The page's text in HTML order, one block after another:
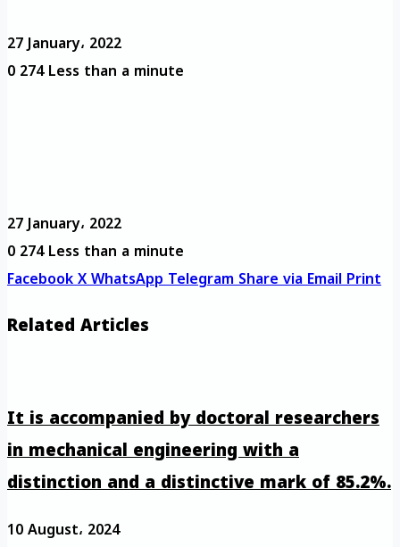
27 January، 2022
0274Less than a minute
27 January، 2022
0274Less than a minute
FacebookXWhatsAppTelegramShare via EmailPrint
Related Articles
It is accompanied by doctoral researchers
in mechanical engineering with a
distinction and a distinctive mark of 85.2%.
10 August، 2024